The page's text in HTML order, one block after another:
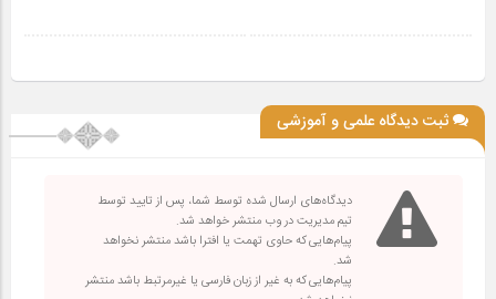
ثبت دیدگاه علمی و آموزشی
دیدگاه‌های ارسال شده توسط شما، پس از تایید توسط
تیم مدیریت در وب منتشر خواهد شد.
پیام‌هایی که حاوی تهمت یا افترا باشد منتشر نخواهد
شد.
پیام‌هایی که به غیر از زبان فارسی یا غیرمرتبط باشد منتشر